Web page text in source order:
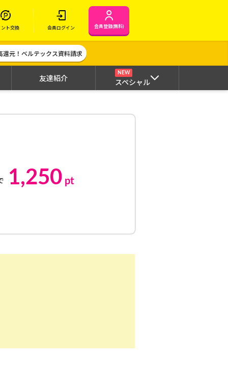
ント交換 会員ログイン 会員登録(無料)
還元！ベルテックス資料請求
友達紹介
NEW
スペシャル
1,250 pt